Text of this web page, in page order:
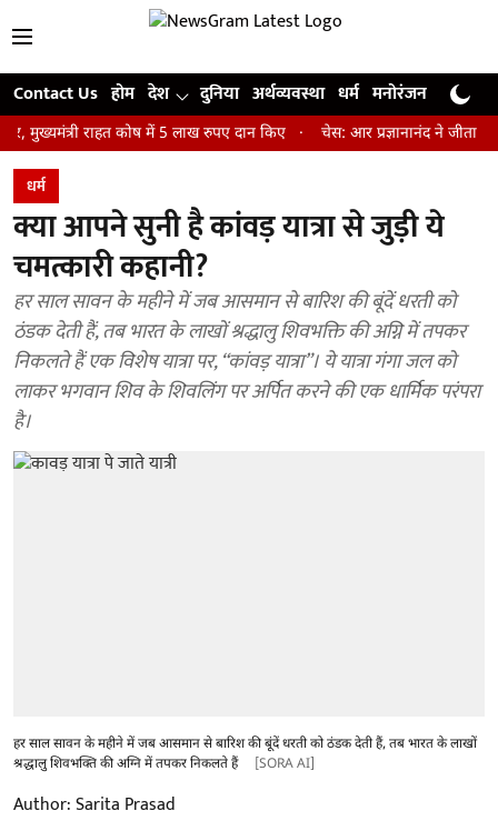
Contact Us होम देश दुनिया अर्थव्यवस्था धर्म मनोरंजन खेल
राहत कोष में 5 लाख रुपए दान किए चेस: आर प्रज्ञानानंद ने जीता सेंट लुइस
धर्म
क्या आपने सुनी है कांवड़ यात्रा से जुड़ी ये
चमत्कारी कहानी?
हर साल सावन के महीने में जब आसमान से बारिश की बूंदें धरती को
ठंडक देती हैं, तब भारत के लाखों श्रद्धालु शिवभक्ति की अग्नि में तपकर
निकलते हैं एक विशेष यात्रा पर, “कांवड़ यात्रा”। ये यात्रा गंगा जल को
लाकर भगवान शिव के शिवलिंग पर अर्पित करने की एक धार्मिक परंपरा
है।
हर साल सावन के महीने में जब आसमान से बारिश की बूंदें धरती को ठंडक देती हैं, तब भारत के लाखों
श्रद्धालु शिवभक्ति की अग्नि में तपकर निकलते हैं
[SORA AI]
Author:Sarita Prasad